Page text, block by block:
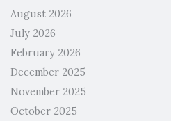
August 2026
July 2026
February 2026
December 2025
November 2025
October 2025